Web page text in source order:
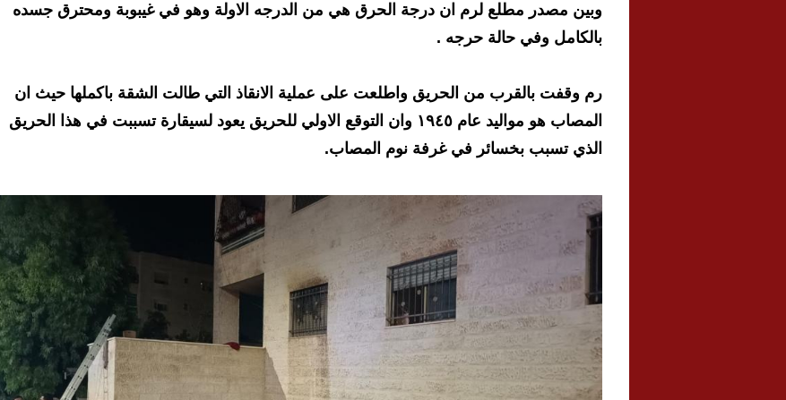
وبين مصدر مطلع لرم ان درجة الحرق هي من الدرجه الاولة وهو في غيبوبة ومحترق جسده
بالكامل وفي حالة حرجه .
رم وقفت بالقرب من الحريق واطلعت على عملية الانقاذ التي طالت الشقة باكملها حيث ان
المصاب هو مواليد عام ١٩٤٥ وان التوقع الاولي للحريق يعود لسيقارة تسببت في هذا الحريق
الذي تسبب بخسائر في غرفة نوم المصاب.